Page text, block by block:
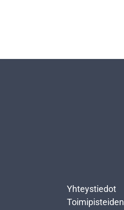
Yhteystiedot
Toimipisteiden